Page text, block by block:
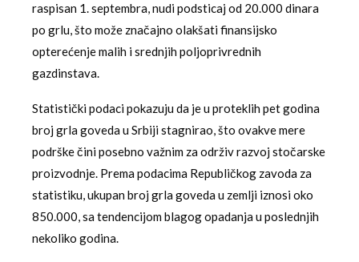
raspisan 1. septembra, nudi podsticaj od 20.000 dinara
po grlu, što može značajno olakšati finansijsko
opterećenje malih i srednjih poljoprivrednih
gazdinstava.
Statistički podaci pokazuju da je u proteklih pet godina
broj grla goveda u Srbiji stagnirao, što ovakve mere
podrške čini posebno važnim za održiv razvoj stočarske
proizvodnje. Prema podacima Republičkog zavoda za
statistiku, ukupan broj grla goveda u zemlji iznosi oko
850.000, sa tendencijom blagog opadanja u poslednjih
nekoliko godina.